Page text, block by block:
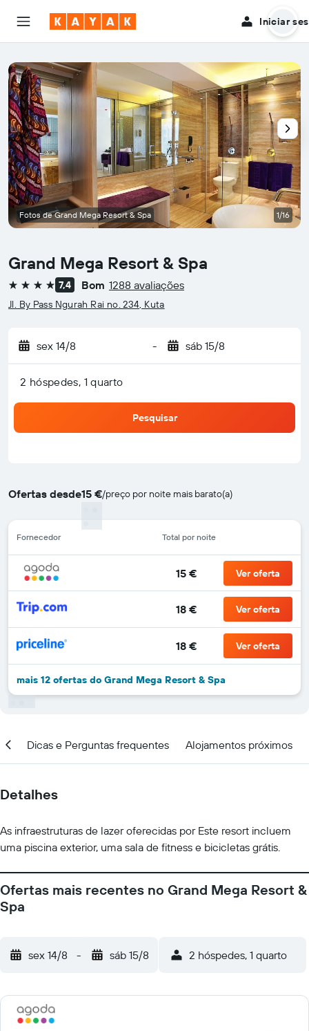
Iniciar
Grand Mega Resort & Spa
4 estrelas 7,4 Bom 1288 avaliações
Jl. By Pass Ngurah Rai no. 234, Kuta
sex 14/8 - sáb 15/8
2 hóspedes, 1 quarto
Pesquisar
Ofertas desde15 €/preço por noite mais barato(a)
Fornecedor Total por noite
15 € Ver oferta
18 € Ver oferta
18 € Ver oferta
mais 12 ofertas do Grand Mega Resort & Spa
Fotos de Grand Mega Resort & Spa 1/16
Dicas e Perguntas frequentes Alojamentos próximos
Detalhes
As infraestruturas de lazer oferecidas por Este resort incluem
uma piscina exterior, uma sala de fitness e bicicletas grátis.
Ofertas mais recentes no Grand Mega Resort &
Spa
sex 14/8 - sáb 15/8 2 hóspedes, 1 quarto